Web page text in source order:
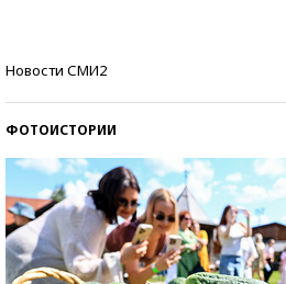
Новости СМИ2
ФОТОИСТОРИИ